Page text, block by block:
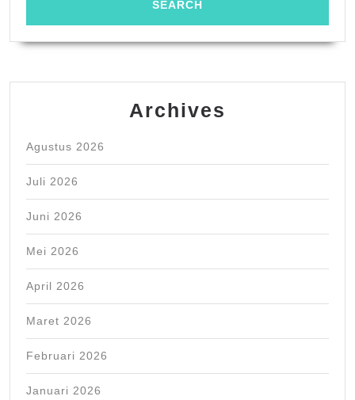
Archives
Agustus 2026
Juli 2026
Juni 2026
Mei 2026
April 2026
Maret 2026
Februari 2026
Januari 2026